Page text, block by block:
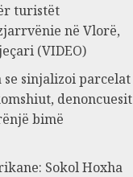
turistët
në Vlorë,
(VIDEO)
sinjalizoi parcelat
denoncuesit
bimë
Sokol Hoxha